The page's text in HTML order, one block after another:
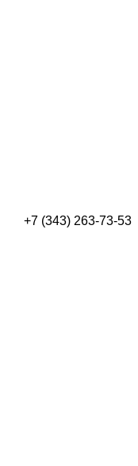
+7 (343) 263-73-53